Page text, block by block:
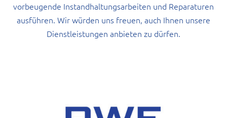
vorbeugende Instandhaltungsarbeiten und Reparaturen
ausführen. Wir würden uns freuen, auch Ihnen unsere
Dienstleistungen anbieten zu dürfen.